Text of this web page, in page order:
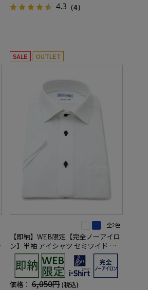
4.3 （4）
SALE OUTLET
全2色
【即納】WEB限定【完全ノーアイロ
ン】半袖 アイシャツ セミワイド ス
トレッチ ストライプ i-shirt ワイシ
ャツ 春夏
価格： 6,050円 (税込)